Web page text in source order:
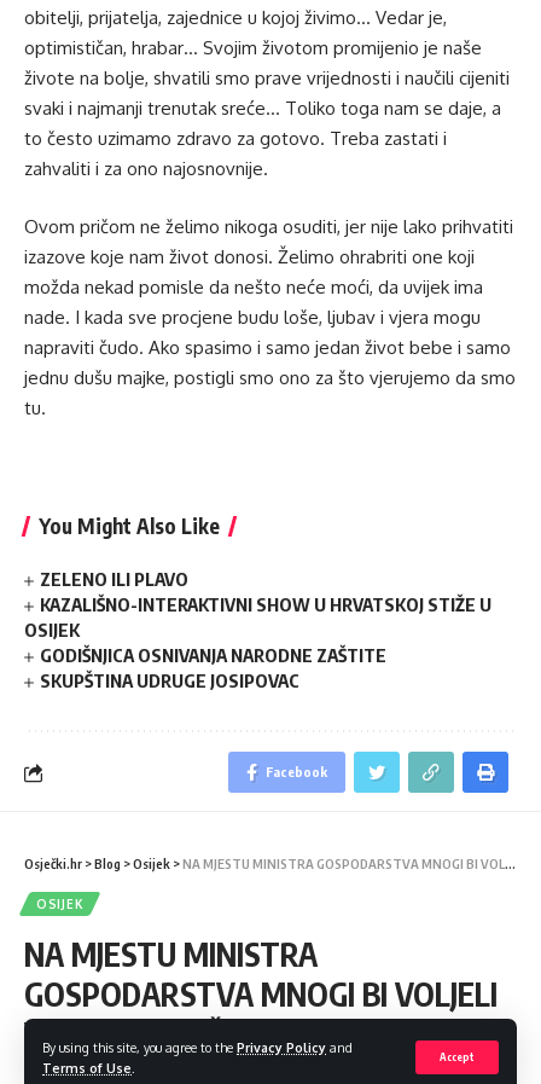
By using this site, you agree to the Privacy Policy and
Terms of Use
Accept
obitelji, prijatelja, zajednice u kojoj živimo… Vedar je,
optimističan, hrabar… Svojim životom promijenio je naše
živote na bolje, shvatili smo prave vrijednosti i naučili cijeniti
svaki i najmanji trenutak sreće… Toliko toga nam se daje, a
to često uzimamo zdravo za gotovo. Treba zastati i
zahvaliti i za ono najosnovnije.
Ovom pričom ne želimo nikoga osuditi, jer nije lako prihvatiti
izazove koje nam život donosi. Želimo ohrabriti one koji
možda nekad pomisle da nešto neće moći, da uvijek ima
nade. I kada sve procjene budu loše, ljubav i vjera mogu
napraviti čudo. Ako spasimo i samo jedan život bebe i samo
jednu dušu majke, postigli smo ono za što vjerujemo da smo
tu.
You Might Also Like
ZELENO ILI PLAVO
KAZALIŠNO-INTERAKTIVNI SHOW U HRVATSKOJ STIŽE U
OSIJEK
GODIŠNJICA OSNIVANJA NARODNE ZAŠTITE
SKUPŠTINA UDRUGE JOSIPOVAC
Facebook
Osječki.hr >Blog >Osijek >NA MJESTU MINISTRA GOSPODARSTVA MNOGI BI VOLJELI VIDJETI USPJEŠNOG SLAVONCA KREŠIMIRA BUBALA
OSIJEK
NA MJESTU MINISTRA
GOSPODARSTVA MNOGI BI VOLJELI
VIDJETI USPJEŠNOG SLAVONCA
KREŠIMIRA BUBALA